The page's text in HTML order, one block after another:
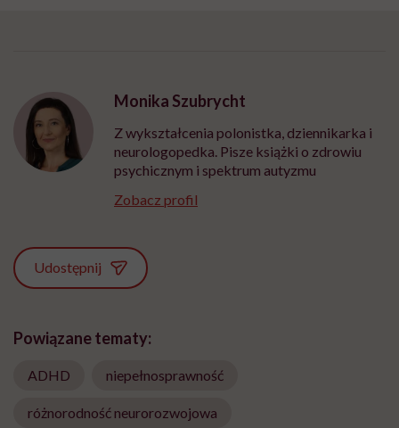
Monika Szubrycht
Z wykształcenia polonistka, dziennikarka i
neurologopedka. Pisze książki o zdrowiu
psychicznym i spektrum autyzmu
Zobacz profil
Udostępnij
Powiązane tematy:
ADHD niepełnosprawność
różnorodność neurorozwojowa